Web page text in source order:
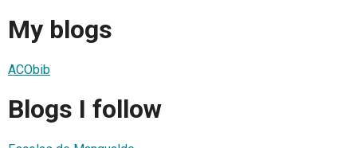
My blogs
ACObib
Blogs I follow